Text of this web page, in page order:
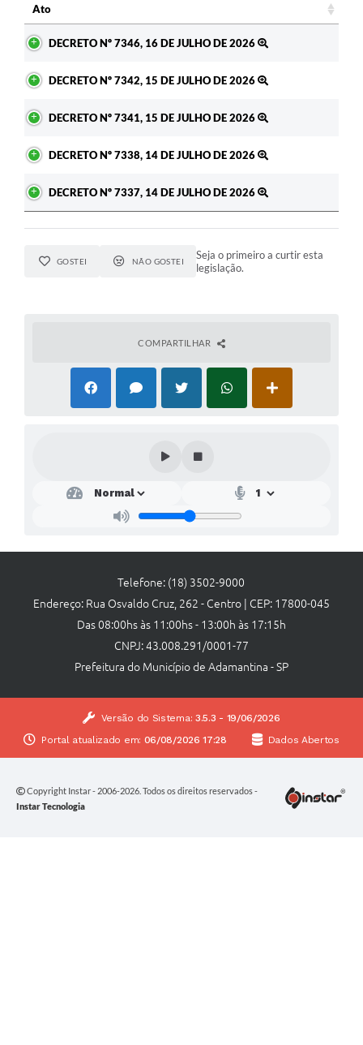
Ato
DECRETO Nº 7346, 16 DE JULHO DE 2026
DECRETO Nº 7342, 15 DE JULHO DE 2026
DECRETO Nº 7341, 15 DE JULHO DE 2026
DECRETO Nº 7338, 14 DE JULHO DE 2026
DECRETO Nº 7337, 14 DE JULHO DE 2026
GOSTEI NÃO GOSTEI
Seja o primeiro a curtir esta
legislação.
COMPARTILHAR
Telefone: (18) 3502-9000
Endereço: Rua Osvaldo Cruz, 262 - Centro | CEP: 17800-045
Das 08:00hs às 11:00hs - 13:00h às 17:15h
CNPJ: 43.008.291/0001-77
Prefeitura do Município de Adamantina - SP
Versão do Sistema: 3.5.3 - 19/06/2026
Portal atualizado em: 06/08/2026 17:28 Dados Abertos
Copyright Instar - 2006-2026. Todos os direitos reservados -
Instar Tecnologia